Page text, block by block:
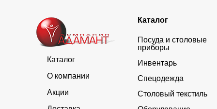
Каталог
О компании
Акции
Каталог
Посуда и столовые
приборы
Инвентарь
Спецодежда
Столовый текстиль